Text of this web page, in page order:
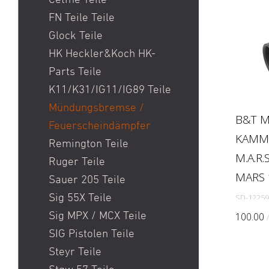
CZ
Davika
Derya
DPMS
DS Arms
Eotech
ERATAC
F-1
Fabarm
Faxon Firearms
FEG
Ferlach
Fischer Development
Flux Defense
FN
FN Teile Teile
Glock Teile
HK Heckler&Koch HK-
Parts Teile
K11/K31/IG11/IG89 Teile
Mündungsbremse /
Feuerscheindämpfer
Remington Teile
Ruger Teile
Sauer 205 Teile
Sig 55X Teile
Sig MPX / MCX Teile
SIG Pistolen Teile
Steyr Teile
B&T
SD-
100.00